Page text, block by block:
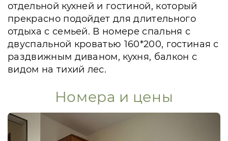
отдельной кухней и гостиной, который
прекрасно подойдет для длительного
отдыха с семьей. В номере спальня с
двуспальной кроватью 160*200, гостиная с
раздвижным диваном, кухня, балкон с
видом на тихий лес.
Номера и цены